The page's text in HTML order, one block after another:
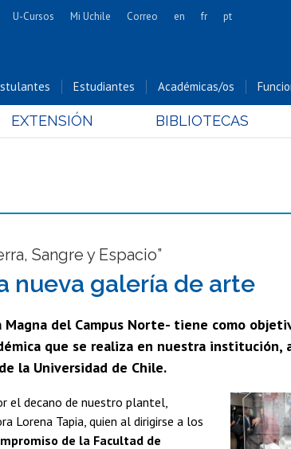
y Matemáticas
Cs. Forestales y Conservación
Farmacéuticas
Cs. Sociales
en Educación
Estudios Internacionales
Bachillerato
U-Cursos Mi Uchile Correo en fr pt
Estudiantes Académicas/os
EXTENSIÓN BIBLIOTECAS
Sangre y Espacio”
nueva galería de arte
del Campus Norte- tiene como
que se realiza en nuestra institución,
la Universidad de Chile.
el decano de nuestro plantel,
Lorena Tapia, quien al dirigirse a los
de la Facultad de